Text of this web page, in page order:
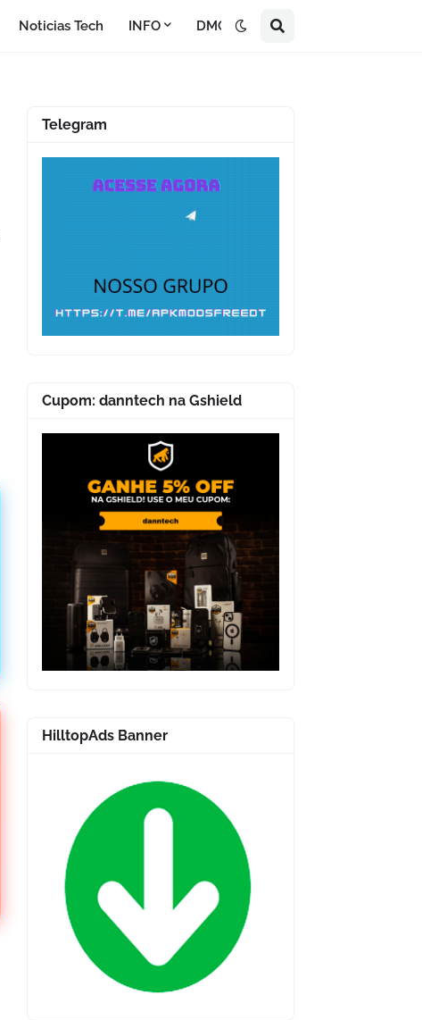
Noticias Tech INFO DMCA
Telegram
Cupom: danntech na Gshield
HilltopAds Banner